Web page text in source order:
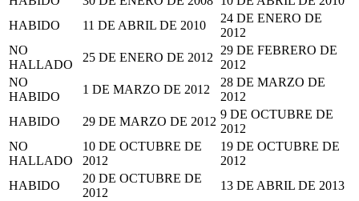
HABIDO
11 DE ABRIL DE 2010
24 DE ENERO DE
2012
NO
HALLADO
25 DE ENERO DE 2012
29 DE FEBRERO DE
2012
NO
HABIDO
1 DE MARZO DE 2012
28 DE MARZO DE
2012
HABIDO
29 DE MARZO DE 2012
9 DE OCTUBRE DE
2012
NO
HALLADO
10 DE OCTUBRE DE
2012
19 DE OCTUBRE DE
2012
HABIDO
20 DE OCTUBRE DE
2012
13 DE ABRIL DE 2013